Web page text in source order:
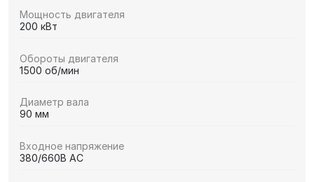
Мощность двигателя
200 кВт
Обороты двигателя
1500 об/мин
Диаметр вала
90 мм
Входное напряжение
380/660В AC